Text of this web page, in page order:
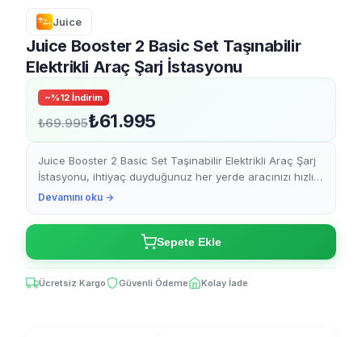
Juice
Juice Booster 2 Basic Set Taşınabilir
Elektrikli Araç Şarj İstasyonu
~%12 İndirim
₺69.995₺61.995
Juice Booster 2 Basic Set Taşınabilir Elektrikli Araç Şarj
İstasyonu, ihtiyaç duyduğunuz her yerde aracınızı hızlı
şarj etmenizi sağlar. 22 kW’lık taşınabilir ş...
Devamını oku →
Sepete Ekle
Ücretsiz Kargo Güvenli Ödeme Kolay İade